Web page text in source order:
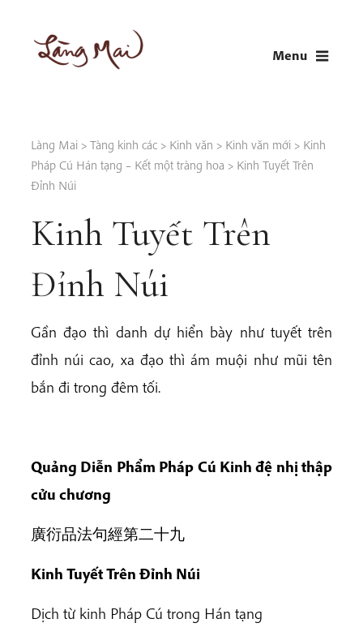
content
Menu
Làng Mai > Tàng kinh các > Kinh văn > Kinh văn mới > Kinh
Pháp Cú Hán tạng – Kết một tràng hoa > Kinh Tuyết Trên
Đỉnh Núi
Kinh Tuyết Trên
Đỉnh Núi
Gần đạo thì danh dự hiển bày như tuyết trên
đỉnh núi cao, xa đạo thì ám muội như mũi tên
bắn đi trong đêm tối.
Quảng Diễn Phẩm Pháp Cú Kinh đệ nhị thập
cửu chương
廣衍品法句經第二十九
Kinh Tuyết Trên Đỉnh Núi
Dịch từ kinh Pháp Cú trong Hán tạng